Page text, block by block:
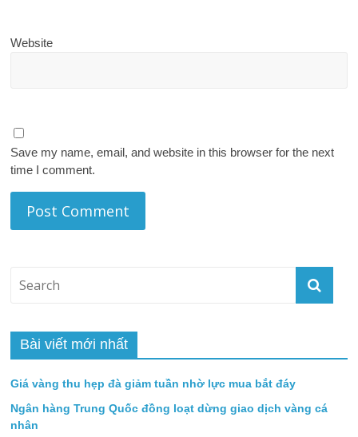
Website
Save my name, email, and website in this browser for the next
time I comment.
Bài viết mới nhất
Giá vàng thu hẹp đà giảm tuần nhờ lực mua bắt đáy
Ngân hàng Trung Quốc đồng loạt dừng giao dịch vàng cá
nhân